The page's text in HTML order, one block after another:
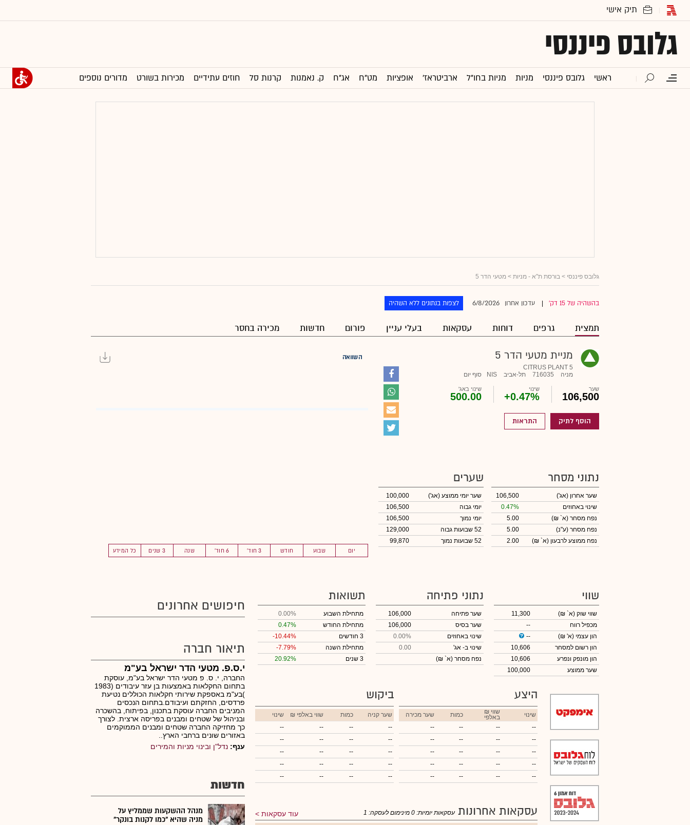
גלובס פיננסי
ראשי גלובס פיננסי מניות מניות בחו"ל ארביטראז' אופציות מט"ח אג"ח ק. נאמנות קרנות סל חוזים עתידיים מכירות בשורט מדורים נוספים
גלובס פיננסי > בורסת ת"א - מניות > מטעי הדר 5
בהשהיה של 15 דק' עדכון אחרון 6/8/2026 לצפות בנתונים ללא השהיה
תמצית גרפים דוחות עסקאות בעלי עניין פורום חדשות מכירה בחסר
מניית מטעי הדר 5
CITRUS PLANT 5
מניה
716035 תל-אביב NIS סוף יום
שער
106,500
שינוי
+0.47%
שינוי באג'
500.00
הוסף לתיק התראות
השוואה
יום שבוע חודש 3 חוד' 6 חוד' שנה 3 שנים כל המידע
נתוני מסחר
שער אחרון (אג')
106,500
שינוי באחוזים
0.47%
נפח מסחר (א` ₪)
5.00
נפח מסחר (ע"נ)
5.00
נפח ממוצע לרבעון (א` ₪)
2.00
שערים
שער יומי ממוצע (אג')
100,000
יומי גבוה
106,500
יומי נמוך
106,500
52 שבועות גבוה
129,000
52 שבועות נמוך
99,870
שווי
שווי שוק (א` ₪)
11,300
מכפיל רווח
--
הון עצמי (א' ₪)
--
הון רשום למסחר
10,606
הון מונפק ונפרע
10,606
שער ממוצע
100,000
נתוני פתיחה
שער פתיחה
106,000
שער בסיס
106,000
שינוי באחוזים
0.00%
שינוי ב- אג'
0.00
נפח מסחר (א` ₪)
תשואות
מתחילת השבוע
0.00%
מתחילת החודש
0.47%
3 חודשים
-10.44%
מתחילת השנה
-7.79%
3 שנים
20.92%
היצע
שינוי ₪ שווי
באלפי כמות
שער מכירה
--
--
--
--
--
--
--
--
--
--
--
--
--
--
--
--
--
--
--
--
ביקוש
שער קניה כמות ₪ שווי באלפי
שינוי
--
--
--
--
--
--
--
--
--
--
--
--
--
--
--
--
--
--
--
--
עסקאות אחרונות עוד עסקאות עסקאות יומיות: 0 מינימום לעסקה: 1
חיפושים אחרונים
תיאור חברה
י.ס.פ. מטעי הדר ישראל בע"מ
החברה, י. ס. פ מטעי הדר ישראל בע"מ, עוסקת
בתחום החקלאות באמצעות בן עזר עיבודים (1983
)בע"מ באספקת שירותי חקלאות הכוללים נטיעת
פרדסים, החזקתם ועיבודם.בתחום הנכסים
המניבים החברה עוסקת בתכנון, בפיתוח, בהשכרה
ובניהול של שטחים ומבנים בפריסה ארצית. לצורך
כך מחזיקה החברה שטחים ומבנים הממוקמים
באזורים שונים ברחבי הארץ..
ענף: נדל"ן ובינוי מניות והמירים
חדשות
מנהל ההשקעות שממליץ על
מניה שהיא "כמו לקנות בונקר"